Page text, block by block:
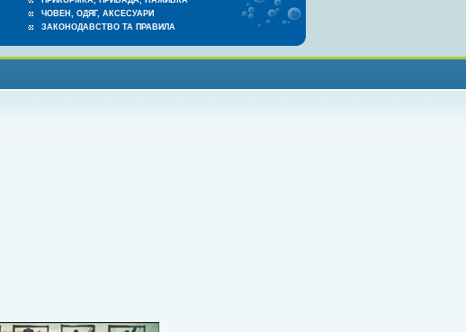
ЧОВЕН, ОДЯГ, АКСЕСУАРИ
ЗАКОНОДАВСТВО ТА ПРАВИЛА